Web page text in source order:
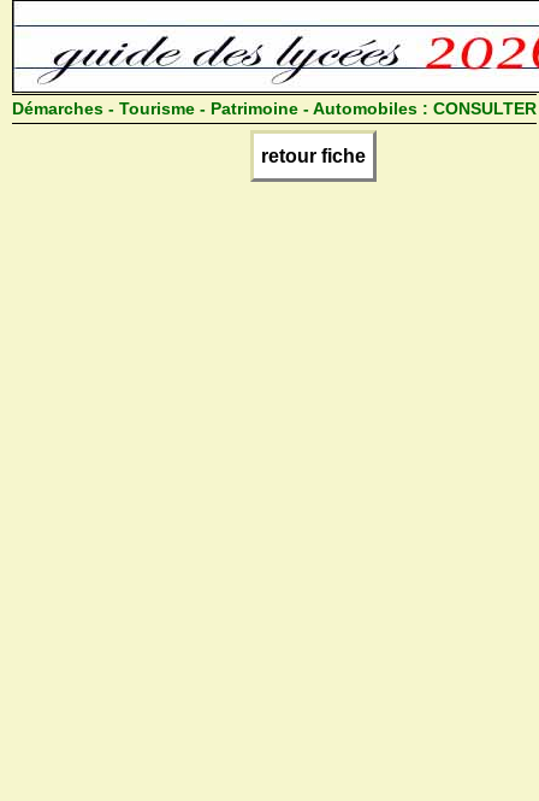
Démarches - Tourisme - Patrimoine - Automobiles : CONSULTER
retour fiche